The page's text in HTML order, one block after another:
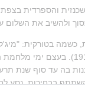
ולהשיב את השלום